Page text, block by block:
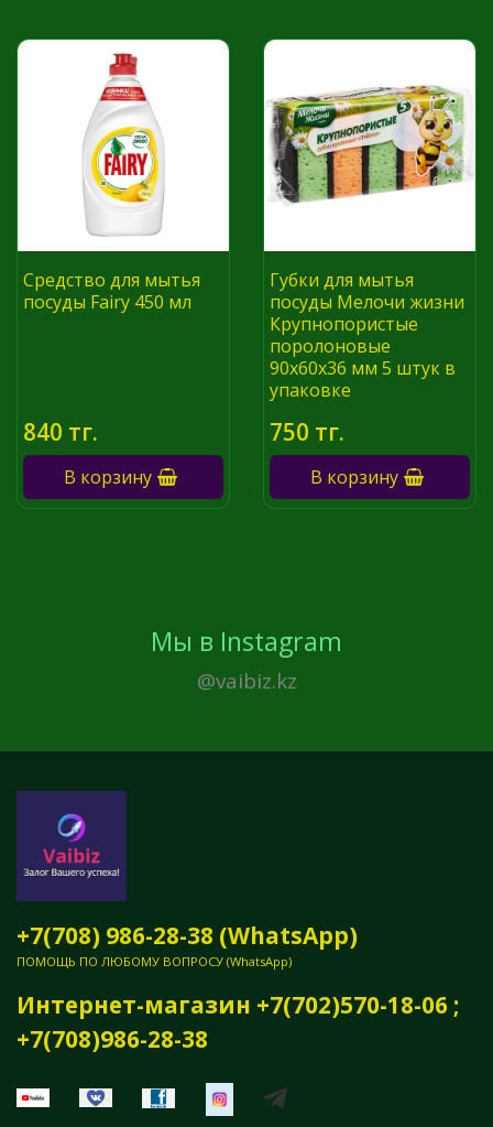
Средство для мытья
посуды Fairy 450 мл
840 тг.
В корзину
Губки для мытья
посуды Мелочи жизни
Крупнопористые
поролоновые
90x60x36 мм 5 штук в
упаковке
750 тг.
В корзину
Мы в Instagram
@vaibiz.kz
+7(708) 986-28-38 (WhatsApp)
ПОМОЩЬ ПО ЛЮБОМУ ВОПРОСУ (WhatsApp)
Интернет-магазин +7(702)570-18-06 ;
+7(708)986-28-38